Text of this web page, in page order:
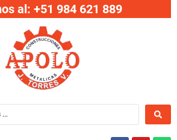
al: +51 984 621 889